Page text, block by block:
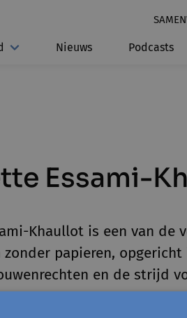
Nieuws Podcasts
Essami-
Khaullot is een van de
zonder papieren,
en de strijd